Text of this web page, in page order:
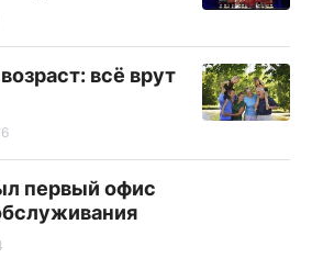
всё врут
первый офис